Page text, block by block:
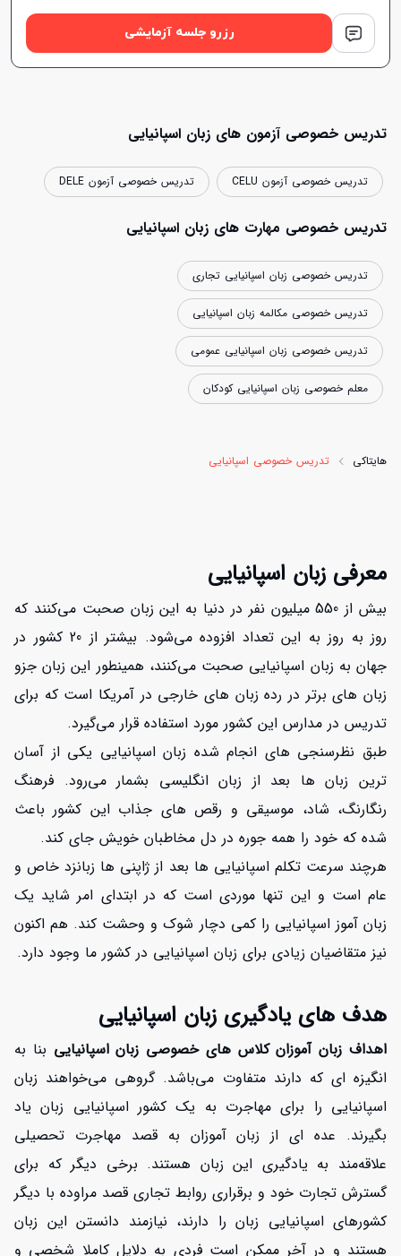
رزرو جلسه آزمایشی
تدریس خصوصی آزمون های زبان اسپانیایی
تدریس خصوصی آزمون CELU تدریس خصوصی آزمون DELE
تدریس خصوصی مهارت های زبان اسپانیایی
تدریس خصوصی زبان اسپانیایی تجاری
تدریس خصوصی مکالمه زبان اسپانیایی
تدریس خصوصی زبان اسپانیایی عمومی
معلم خصوصی زبان اسپانیایی کودکان
هایتاکی تدریس خصوصی اسپانیایی
معرفی زبان اسپانیایی
بیش از 550 میلیون نفر در دنیا به این زبان صحبت می‌کنند که
روز به روز به این تعداد افزوده می‌شود. بیشتر از 20 کشور در
جهان به زبان اسپانیایی صحبت می‌کنند، همینطور این زبان جزو
زبان های برتر در رده زبان های خارجی در آمریکا است که برای
تدریس در مدارس این کشور مورد استفاده قرار می‌گیرد.
طبق نظرسنجی های انجام شده زبان اسپانیایی یکی از آسان
ترین زبان ها بعد از زبان انگلیسی بشمار می‌رود. فرهنگ
رنگارنگ، شاد، موسیقی و رقص های جذاب این کشور باعث
شده که خود را همه جوره در دل مخاطبان خویش جای کند.
هرچند سرعت تکلم اسپانیایی ها بعد از ژاپنی ها زبانزد خاص و
عام است و این تنها موردی است که در ابتدای امر شاید یک
زبان آموز اسپانیایی را کمی دچار شوک و وحشت کند. هم اکنون
نیز متقاضیان زیادی برای زبان اسپانیایی در کشور ما وجود دارد.
هدف های یادگیری زبان اسپانیایی
اهداف زبان آموزان کلاس های خصوصی زبان اسپانیایی بنا به
انگیزه ای که دارند متفاوت می‌باشد. گروهی می‌خواهند زبان
اسپانیایی را برای مهاجرت به یک کشور اسپانیایی زبان یاد
بگیرند. عده ای از زبان آموزان به قصد مهاجرت تحصیلی
علاقه‌مند به یادگیری این زبان هستند. برخی دیگر که برای
گسترش تجارت خود و برقراری روابط تجاری قصد مراوده با دیگر
کشورهای اسپانیایی زبان را دارند، نیازمند دانستن این زبان
هستند و در آخر ممکن است فردی به دلایل کاملا شخصی و